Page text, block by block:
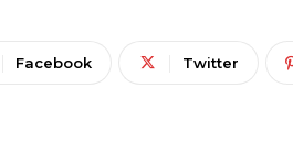
Facebook Twitter